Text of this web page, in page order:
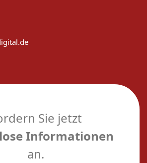
Sie jetzt
Informationen
an.